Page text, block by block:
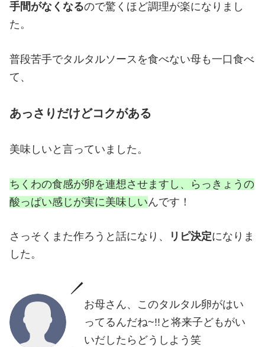
手間がなくなるので驚くほど調理が楽になりまし
た。
普段苦手でタルタルソースを食べない母も一口食べ
て、
あっさりだけどコクがある
美味しいと言っていました。
ちくわの食感が卵を連想させますし、らっきょうの
酸っぱい感じが実に美味しいんです！
さっそくまた作ろうと話になり、 リピ決定になりま
した。
お母さん、このタルタル卵がはい
ってるんだね~!!と将来子どもがい
いだしたらどうしよう笑